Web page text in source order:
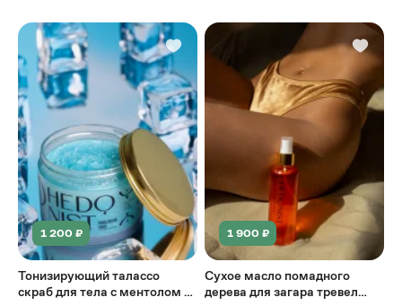
1 200 ₽
Тонизирующий талассо
скраб для тела с ментолом и
1 900 ₽
Сухое масло помадного
дерева для загара тревел